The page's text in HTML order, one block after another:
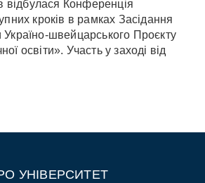
відбулася Конференція
кроків в рамках Засідання
Україно-швейцарського Проєкту
освіти». Участь у заході від
УНІВЕРСИТЕТ